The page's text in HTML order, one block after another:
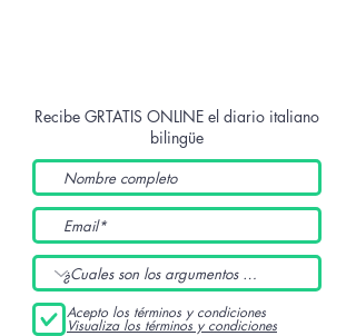
Recibe GRTATIS ONLINE el diario italiano
bilingüe
Acepto los términos y condiciones
Visualiza los términos y condiciones